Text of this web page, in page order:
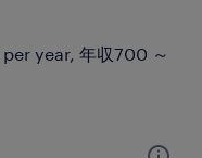
year, 年収700 ～